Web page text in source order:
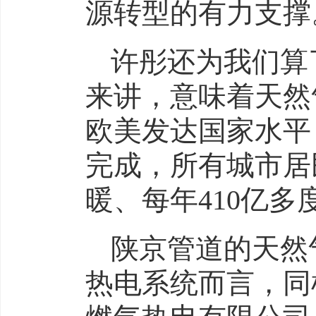
源转型的有力支撑
许彤还为我们算
来讲，意味着天
欧美发达国家水
完成，所有城市
暖、每年410亿多
陕京管道的天
热电系统而言，